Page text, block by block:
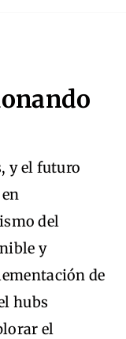
y el futuro
del
y
de
hubs
el